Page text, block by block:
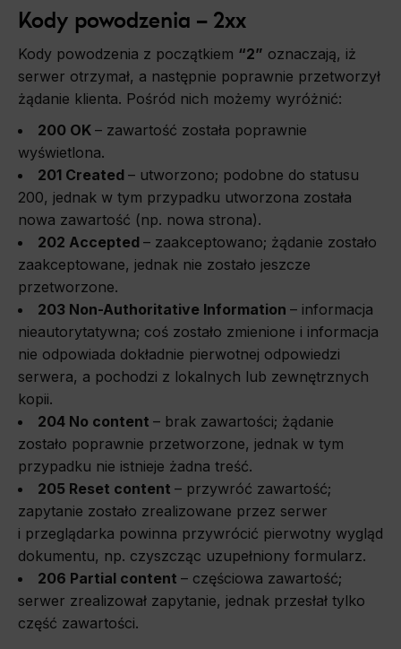
Kody powodzenia – 2xx
Kody powodzenia z początkiem “2” oznaczają, iż
serwer otrzymał, a następnie poprawnie przetworzył
żądanie klienta. Pośród nich możemy wyróżnić:
200 OK – zawartość została poprawnie
wyświetlona.
201 Created – utworzono; podobne do statusu
200, jednak w tym przypadku utworzona została
nowa zawartość (np. nowa strona).
202 Accepted – zaakceptowano; żądanie zostało
zaakceptowane, jednak nie zostało jeszcze
przetworzone.
203 Non-Authoritative Information – informacja
nieautorytatywna; coś zostało zmienione i informacja
nie odpowiada dokładnie pierwotnej odpowiedzi
serwera, a pochodzi z lokalnych lub zewnętrznych
kopii.
204 No content – brak zawartości; żądanie
zostało poprawnie przetworzone, jednak w tym
przypadku nie istnieje żadna treść.
205 Reset content – przywróć zawartość;
zapytanie zostało zrealizowane przez serwer
i przeglądarka powinna przywrócić pierwotny wygląd
dokumentu, np. czyszcząc uzupełniony formularz.
206 Partial content – częściowa zawartość;
serwer zrealizował zapytanie, jednak przesłał tylko
część zawartości.